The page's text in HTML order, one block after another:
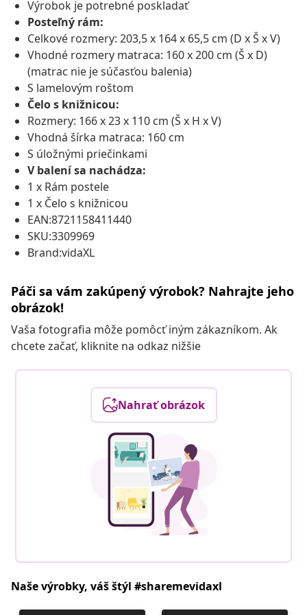
Výrobok je potrebné poskladať
Posteľný rám:
Celkové rozmery: 203,5 x 164 x 65,5 cm (D x Š x V)
Vhodné rozmery matraca: 160 x 200 cm (Š x D)
(matrac nie je súčasťou balenia)
S lamelovým roštom
Čelo s knižnicou:
Rozmery: 166 x 23 x 110 cm (Š x H x V)
Vhodná šírka matraca: 160 cm
S úložnými priečinkami
V balení sa nachádza:
1 x Rám postele
1 x Čelo s knižnicou
EAN:8721158411440
SKU:3309969
Brand:vidaXL
Páči sa vám zakúpený výrobok? Nahrajte jeho
obrázok!
Vaša fotografia môže pomôcť iným zákazníkom. Ak
chcete začať, kliknite na odkaz nižšie
Nahrať obrázok
Naše výrobky, váš štýl #sharemevidaxl